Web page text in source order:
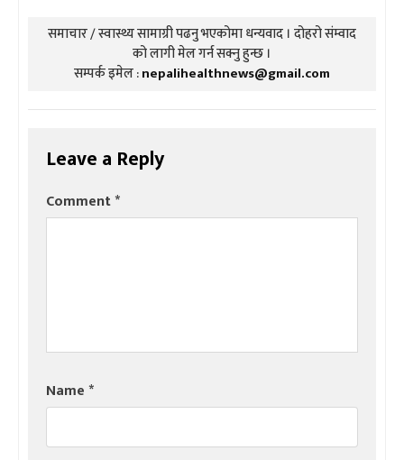
समाचार / स्वास्थ्य सामाग्री पढनु भएकोमा धन्यवाद । दोहरो संम्वाद
को लागी मेल गर्न सक्नु हुन्छ ।
सम्पर्क इमेल :nepalihealthnews@gmail.com
Leave a Reply
Comment*
Name*